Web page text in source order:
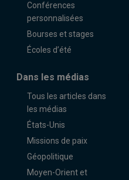
Conférences
personnalisées
Bourses et stages
Écoles d’été
Dans les médias
Tous les articles dans
les médias
États-Unis
Missions de paix
Géopolitique
Moyen-Orient et